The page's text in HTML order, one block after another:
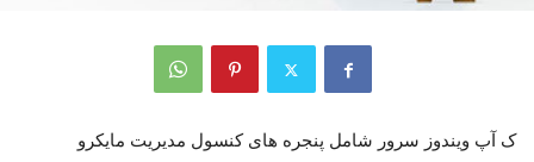
ک آپ ویندوز سرور شامل پنجره های کنسول مدیریت مایکرو